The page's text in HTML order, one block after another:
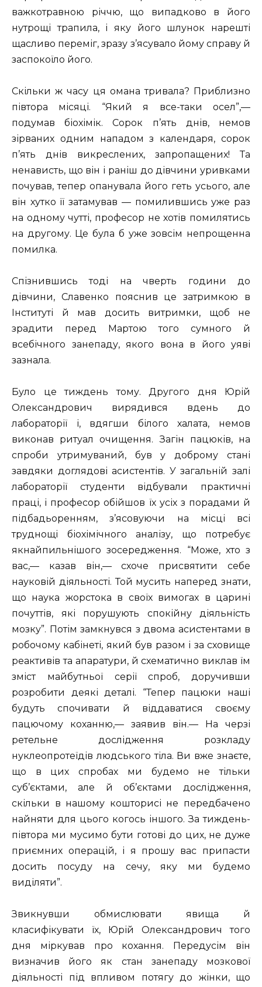
важкотравною річчю, що випадково в його
нутрощі трапила, і яку його шлунок нарешті
щасливо переміг, зразу з’ясувало йому справу й
заспокоїло його.
Скільки ж часу ця омана тривала? Приблизно
півтора місяці. “Який я все-таки осел”,—
подумав біохімік. Сорок п’ять днів, немов
зірваних одним нападом з календаря, сорок
п’ять днів викреслених, запропащених! Та
ненависть, що він і раніш до дівчини уривками
почував, тепер опанувала його геть усього, але
він хутко її затамував — помилившись уже раз
на одному чутті, професор не хотів помилятись
на другому. Це була б уже зовсім непрощенна
помилка.
Спізнившись тоді на чверть години до
дівчини, Славенко пояснив це затримкою в
Інституті й мав досить витримки, щоб не
зрадити перед Мартою того сумного й
всебічного занепаду, якого вона в його уяві
зазнала.
Було це тиждень тому. Другого дня Юрій
Олександрович вирядився вдень до
лабораторії і, вдягши білого халата, немов
виконав ритуал очищення. Загін пацюків, на
спроби утримуваний, був у доброму стані
завдяки доглядові асистентів. У загальній залі
лабораторії студенти відбували практичні
праці, і професор обійшов їх усіх з порадами й
підбадьоренням, з’ясовуючи на місці всі
труднощі біохімічного аналізу, що потребує
якнайпильнішого зосередження. “Може, хто з
вас,— казав він,— схоче присвятити себе
науковій діяльності. Той мусить наперед знати,
що наука жорстока в своїх вимогах в царині
почуттів, які порушують спокійну діяльність
мозку”. Потім замкнувся з двома асистентами в
робочому кабінеті, який був разом і за сховище
реактивів та апаратури, й схематично виклав їм
зміст майбутньої серії спроб, доручивши
розробити деякі деталі. “Тепер пацюки наші
будуть спочивати й віддаватися своєму
пацючому коханню,— заявив він.— На черзі
ретельне дослідження розкладу
нуклеопротеїдів людського тіла. Ви вже знаєте,
що в цих спробах ми будемо не тільки
суб’єктами, але й об’єктами дослідження,
скільки в нашому кошторисі не передбачено
найняти для цього когось іншого. За тиждень-
півтора ми мусимо бути готові до цих, не дуже
приємних операцій, і я прошу вас припасти
досить посуду на сечу, яку ми будемо
виділяти”.
Звикнувши обмислювати явища й
класифікувати їх, Юрій Олександрович того
дня міркував про кохання. Передусім він
визначив його як стан занепаду мозкової
діяльності під впливом потягу до жінки, що